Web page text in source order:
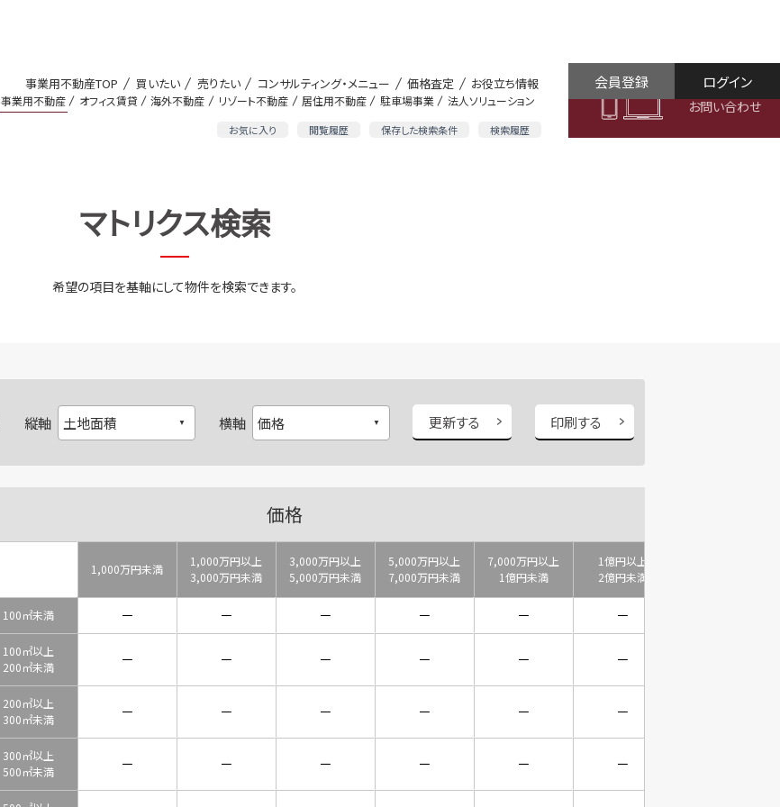
事業用不動産 オフィス賃貸 海外不動産 リゾート不動産 居住用不動産 駐車場事業 法人ソリューション
お気に入り 閲覧履歴 保存した検索条件 検索履歴
事業用不動産TOP 買いたい 売りたい コンサルティング・メニュー 価格査定 お役立ち情報
お問い合わせ
ログイン
会員登録
マトリクス検索
希望の項目を基軸にして物件を検索できます。
縦軸 横軸 更新する 印刷する
価格
1,000万円未満
1,000万円以上
3,000万円未満
3,000万円以上
5,000万円未満
5,000万円以上
7,000万円未満
7,000万円以上
1億円未満
1億円以上
2億円未満
100㎡未満 － － － － － －
100㎡以上
200㎡未満
－ － － － － －
200㎡以上
300㎡未満
－ － － － － －
300㎡以上
500㎡未満
－ － － － － －